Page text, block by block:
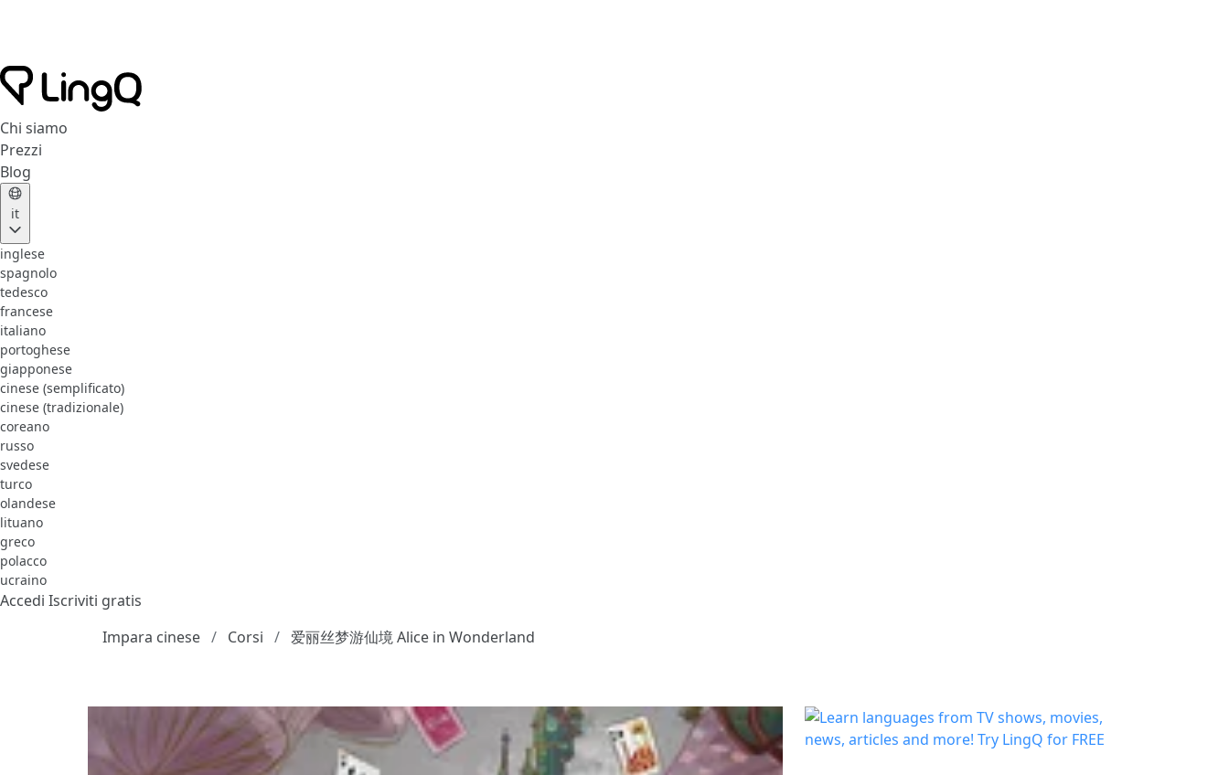
Chi siamo
Prezzi
Blog
it
inglese
spagnolo
tedesco
francese
italiano
portoghese
giapponese
cinese (semplificato)
cinese (tradizionale)
coreano
russo
svedese
turco
olandese
lituano
greco
polacco
ucraino
Accedi Iscriviti gratis
Impara cinese
Corsi 爱丽丝梦游仙境 Alice in Wonderland